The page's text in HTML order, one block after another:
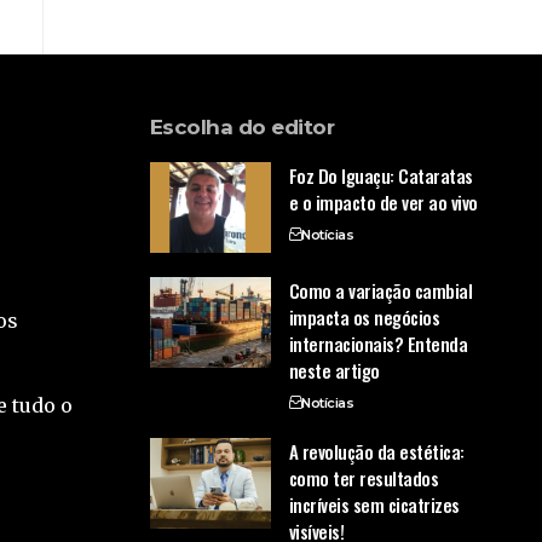
tudo o
Escolha do editor
Foz Do Iguaçu: Cataratas
e o impacto de ver ao vivo
Notícias
Como a variação cambial
impacta os negócios
internacionais? Entenda
neste artigo
Notícias
A revolução da estética:
como ter resultados
incríveis sem cicatrizes
visíveis!